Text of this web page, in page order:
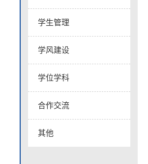
学生管理
学风建设
学位学科
合作交流
其他